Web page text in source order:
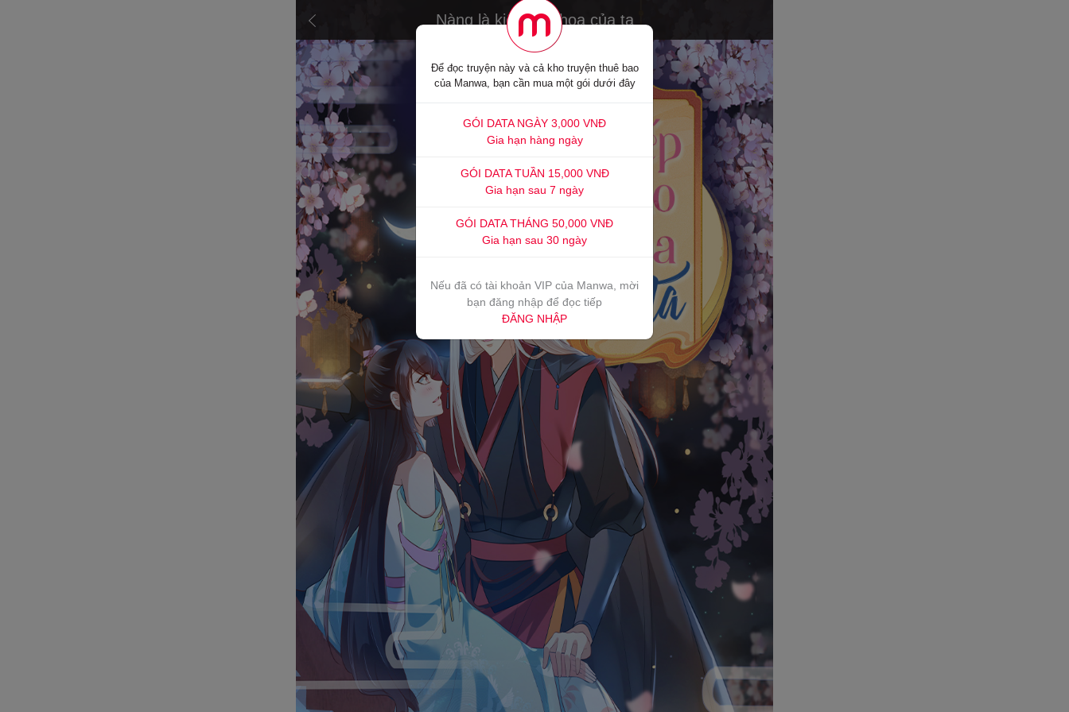
Nàng là kiếp đào hoa của ta
Để đọc truyện này và cả kho truyện thuê bao
của Manwa, bạn cần mua một gói dưới đây
GÓI DATA NGÀY 3,000 VNĐ
Gia hạn hàng ngày
GÓI DATA TUẦN 15,000 VNĐ
Gia hạn sau 7 ngày
GÓI DATA THÁNG 50,000 VNĐ
Gia hạn sau 30 ngày
Nếu đã có tài khoản VIP của Manwa, mời
bạn đăng nhập để đọc tiếp
ĐĂNG NHẬP